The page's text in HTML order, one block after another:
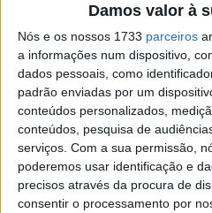
Damos valor à
Nós e os nossos 1733 parceiros
a informações num dispositivo,
dados pessoais, como
padrão enviadas por um
conteúdos personalizados,
conteúdos, pesquisa de
serviços. Com a sua permissão,
poderemos usar identificação e
precisos através da procura de
consentir o processamento por
MotoGP: Aprilia
Giannantonio
Silverstone
8 AGOSTO, 2026